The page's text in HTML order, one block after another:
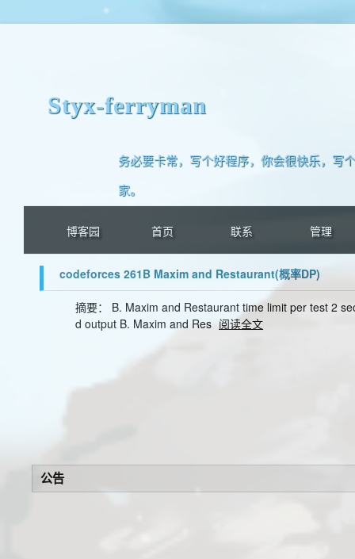
Styx-ferryman
务必要卡常，写个好程序，你会很快乐，写
家。
博客园 首页 联系 管理
codeforces 261B Maxim and Restaurant(概率DP)
摘要： B. Maxim and Restaurant time limit per test 2
d output B. Maxim and Res 阅读全文
公告